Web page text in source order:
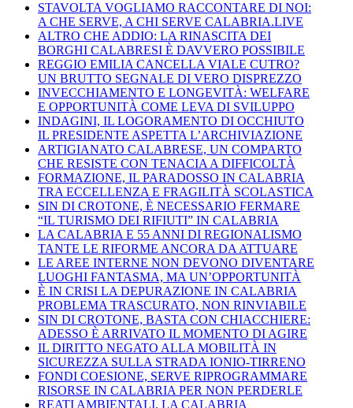
STAVOLTA VOGLIAMO RACCONTARE DI NOI:
A CHE SERVE, A CHI SERVE CALABRIA.LIVE
ALTRO CHE ADDIO: LA RINASCITA DEI
BORGHI CALABRESI È DAVVERO POSSIBILE
REGGIO EMILIA CANCELLA VIALE CUTRO?
UN BRUTTO SEGNALE DI VERO DISPREZZO
INVECCHIAMENTO E LONGEVITÀ: WELFARE
E OPPORTUNITÀ COME LEVA DI SVILUPPO
INDAGINI, IL LOGORAMENTO DI OCCHIUTO
IL PRESIDENTE ASPETTA L’ARCHIVIAZIONE
ARTIGIANATO CALABRESE, UN COMPARTO
CHE RESISTE CON TENACIA A DIFFICOLTÀ
FORMAZIONE, IL PARADOSSO IN CALABRIA
TRA ECCELLENZA E FRAGILITÀ SCOLASTICA
SIN DI CROTONE, È NECESSARIO FERMARE
“IL TURISMO DEI RIFIUTI” IN CALABRIA
LA CALABRIA E 55 ANNI DI REGIONALISMO
TANTE LE RIFORME ANCORA DA ATTUARE
LE AREE INTERNE NON DEVONO DIVENTARE
LUOGHI FANTASMA, MA UN’OPPORTUNITÀ
È IN CRISI LA DEPURAZIONE IN CALABRIA
PROBLEMA TRASCURATO, NON RINVIABILE
SIN DI CROTONE, BASTA CON CHIACCHIERE:
ADESSO È ARRIVATO IL MOMENTO DI AGIRE
IL DIRITTO NEGATO ALLA MOBILITÀ IN
SICUREZZA SULLA STRADA IONIO-TIRRENO
FONDI COESIONE, SERVE RIPROGRAMMARE
RISORSE IN CALABRIA PER NON PERDERLE
REATI AMBIENTALI, LA CALABRIA